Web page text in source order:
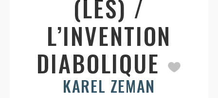
(LES) /
L’INVENTION
DIABOLIQUE
KAREL ZEMAN